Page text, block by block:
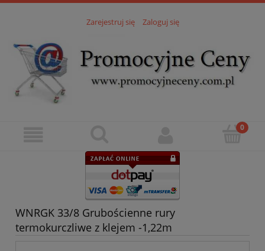
Zarejestruj się Zaloguj się
WNRGK 33/8 Grubościenne rury
termokurczliwe z klejem -1,22m